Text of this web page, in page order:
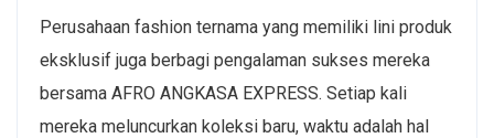
Perusahaan fashion ternama yang memiliki lini produk
eksklusif juga berbagi pengalaman sukses mereka
bersama AFRO ANGKASA EXPRESS. Setiap kali
mereka meluncurkan koleksi baru, waktu adalah hal